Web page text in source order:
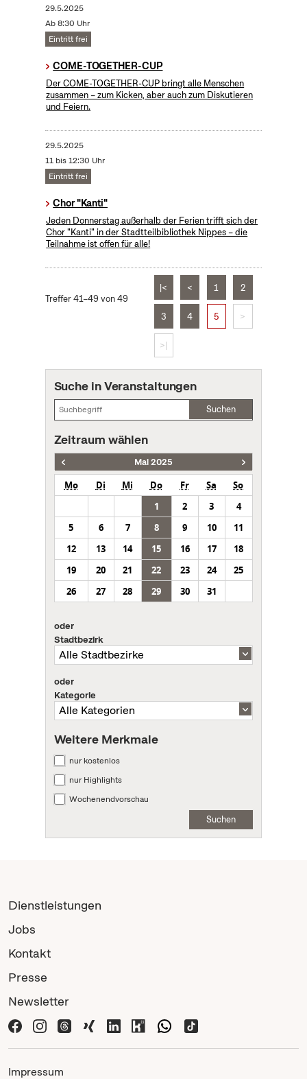
29.5.2025
Ab 8:30 Uhr
Eintritt frei
COME-TOGETHER-CUP
Der COME-TOGETHER-CUP bringt alle Menschen
zusammen – zum Kicken, aber auch zum Diskutieren
und Feiern.
29.5.2025
11 bis 12:30 Uhr
Eintritt frei
Chor "Kanti"
Jeden Donnerstag außerhalb der Ferien trifft sich der
Chor "Kanti" in der Stadtteilbibliothek Nippes – die
Teilnahme ist offen für alle!
Treffer 41–49 von 49
|< < 1 2
3 4 5 >
>|
Suche in Veranstaltungen
Suchen
Zeitraum wählen
Mai 2025
Mo Di Mi Do Fr Sa
So
1
2 3
4
5
6 7 8 9 10
11
12
13 14 15 16 17
18
19
20 21 22 23 24
25
26
27 28 29 30 31
oder
Stadtbezirk
oder
Kategorie
Weitere Merkmale
nur kostenlos
nur Highlights
Wochenendvorschau
Suchen
Dienstleistungen
Jobs
Kontakt
Presse
Newsletter
Impressum